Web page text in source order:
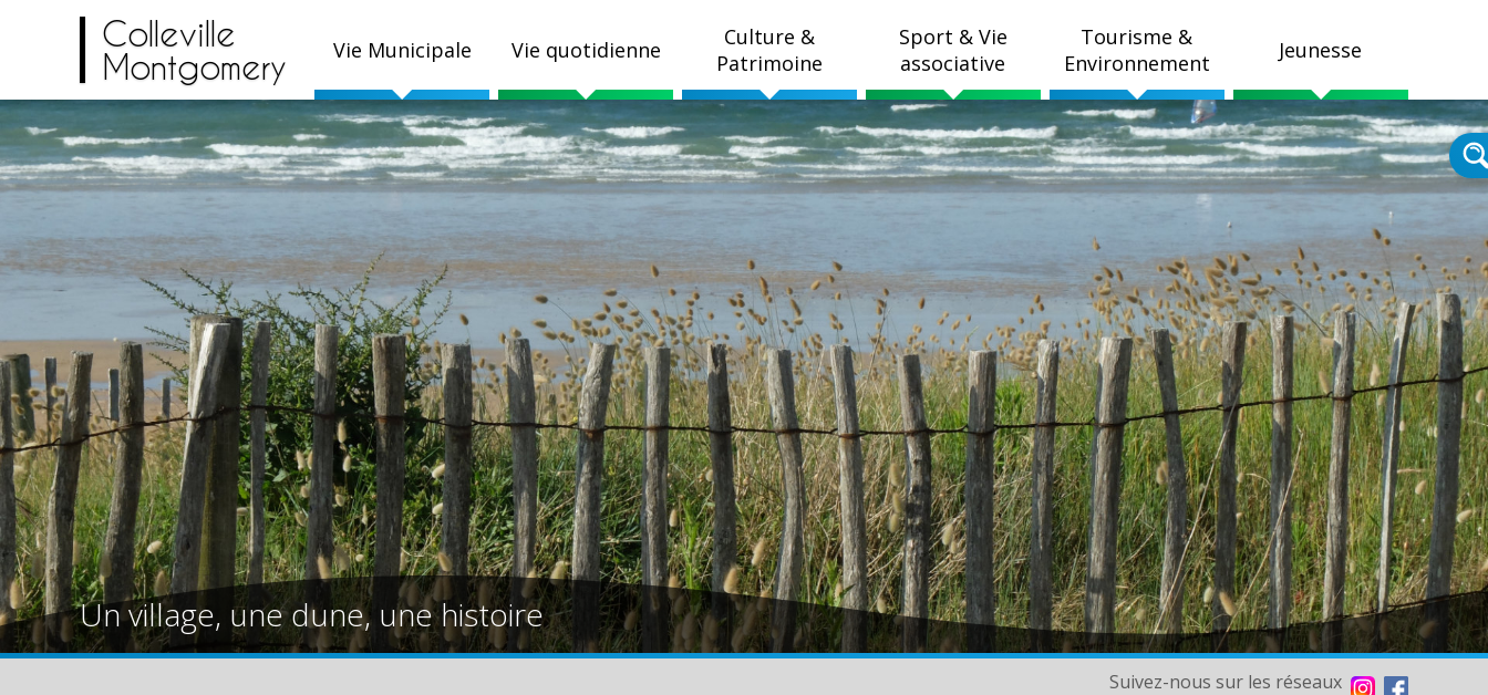
Colleville
Montgomery
Vie Municipale Vie quotidienne
Culture &
Patrimoine
Sport & Vie
associative
Tourisme &
Environnement
Jeunesse
Un village, une dune, une histoire
Suivez-nous sur les réseaux